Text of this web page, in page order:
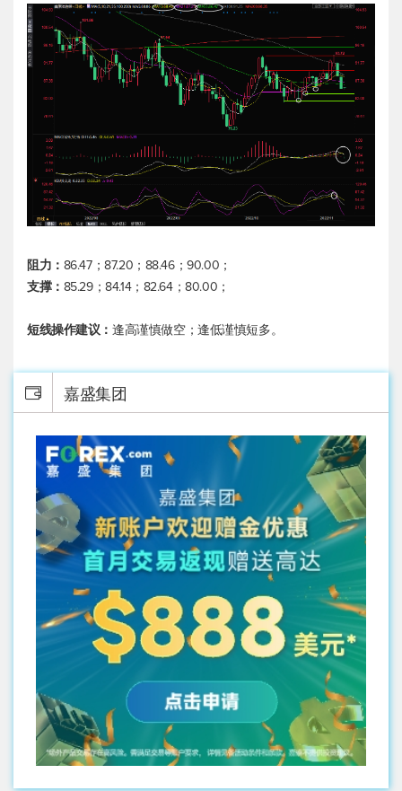
阻力： 86.47；87.20；88.46；90.00；
支撑： 85.29；84.14；82.64；80.00；
短线操作建议：逢高谨慎做空；逢低谨慎短多。
嘉盛集团